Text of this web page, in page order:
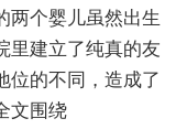
两个婴儿虽然出生
里建立了纯真的友
位的不同，造成了
文围绕